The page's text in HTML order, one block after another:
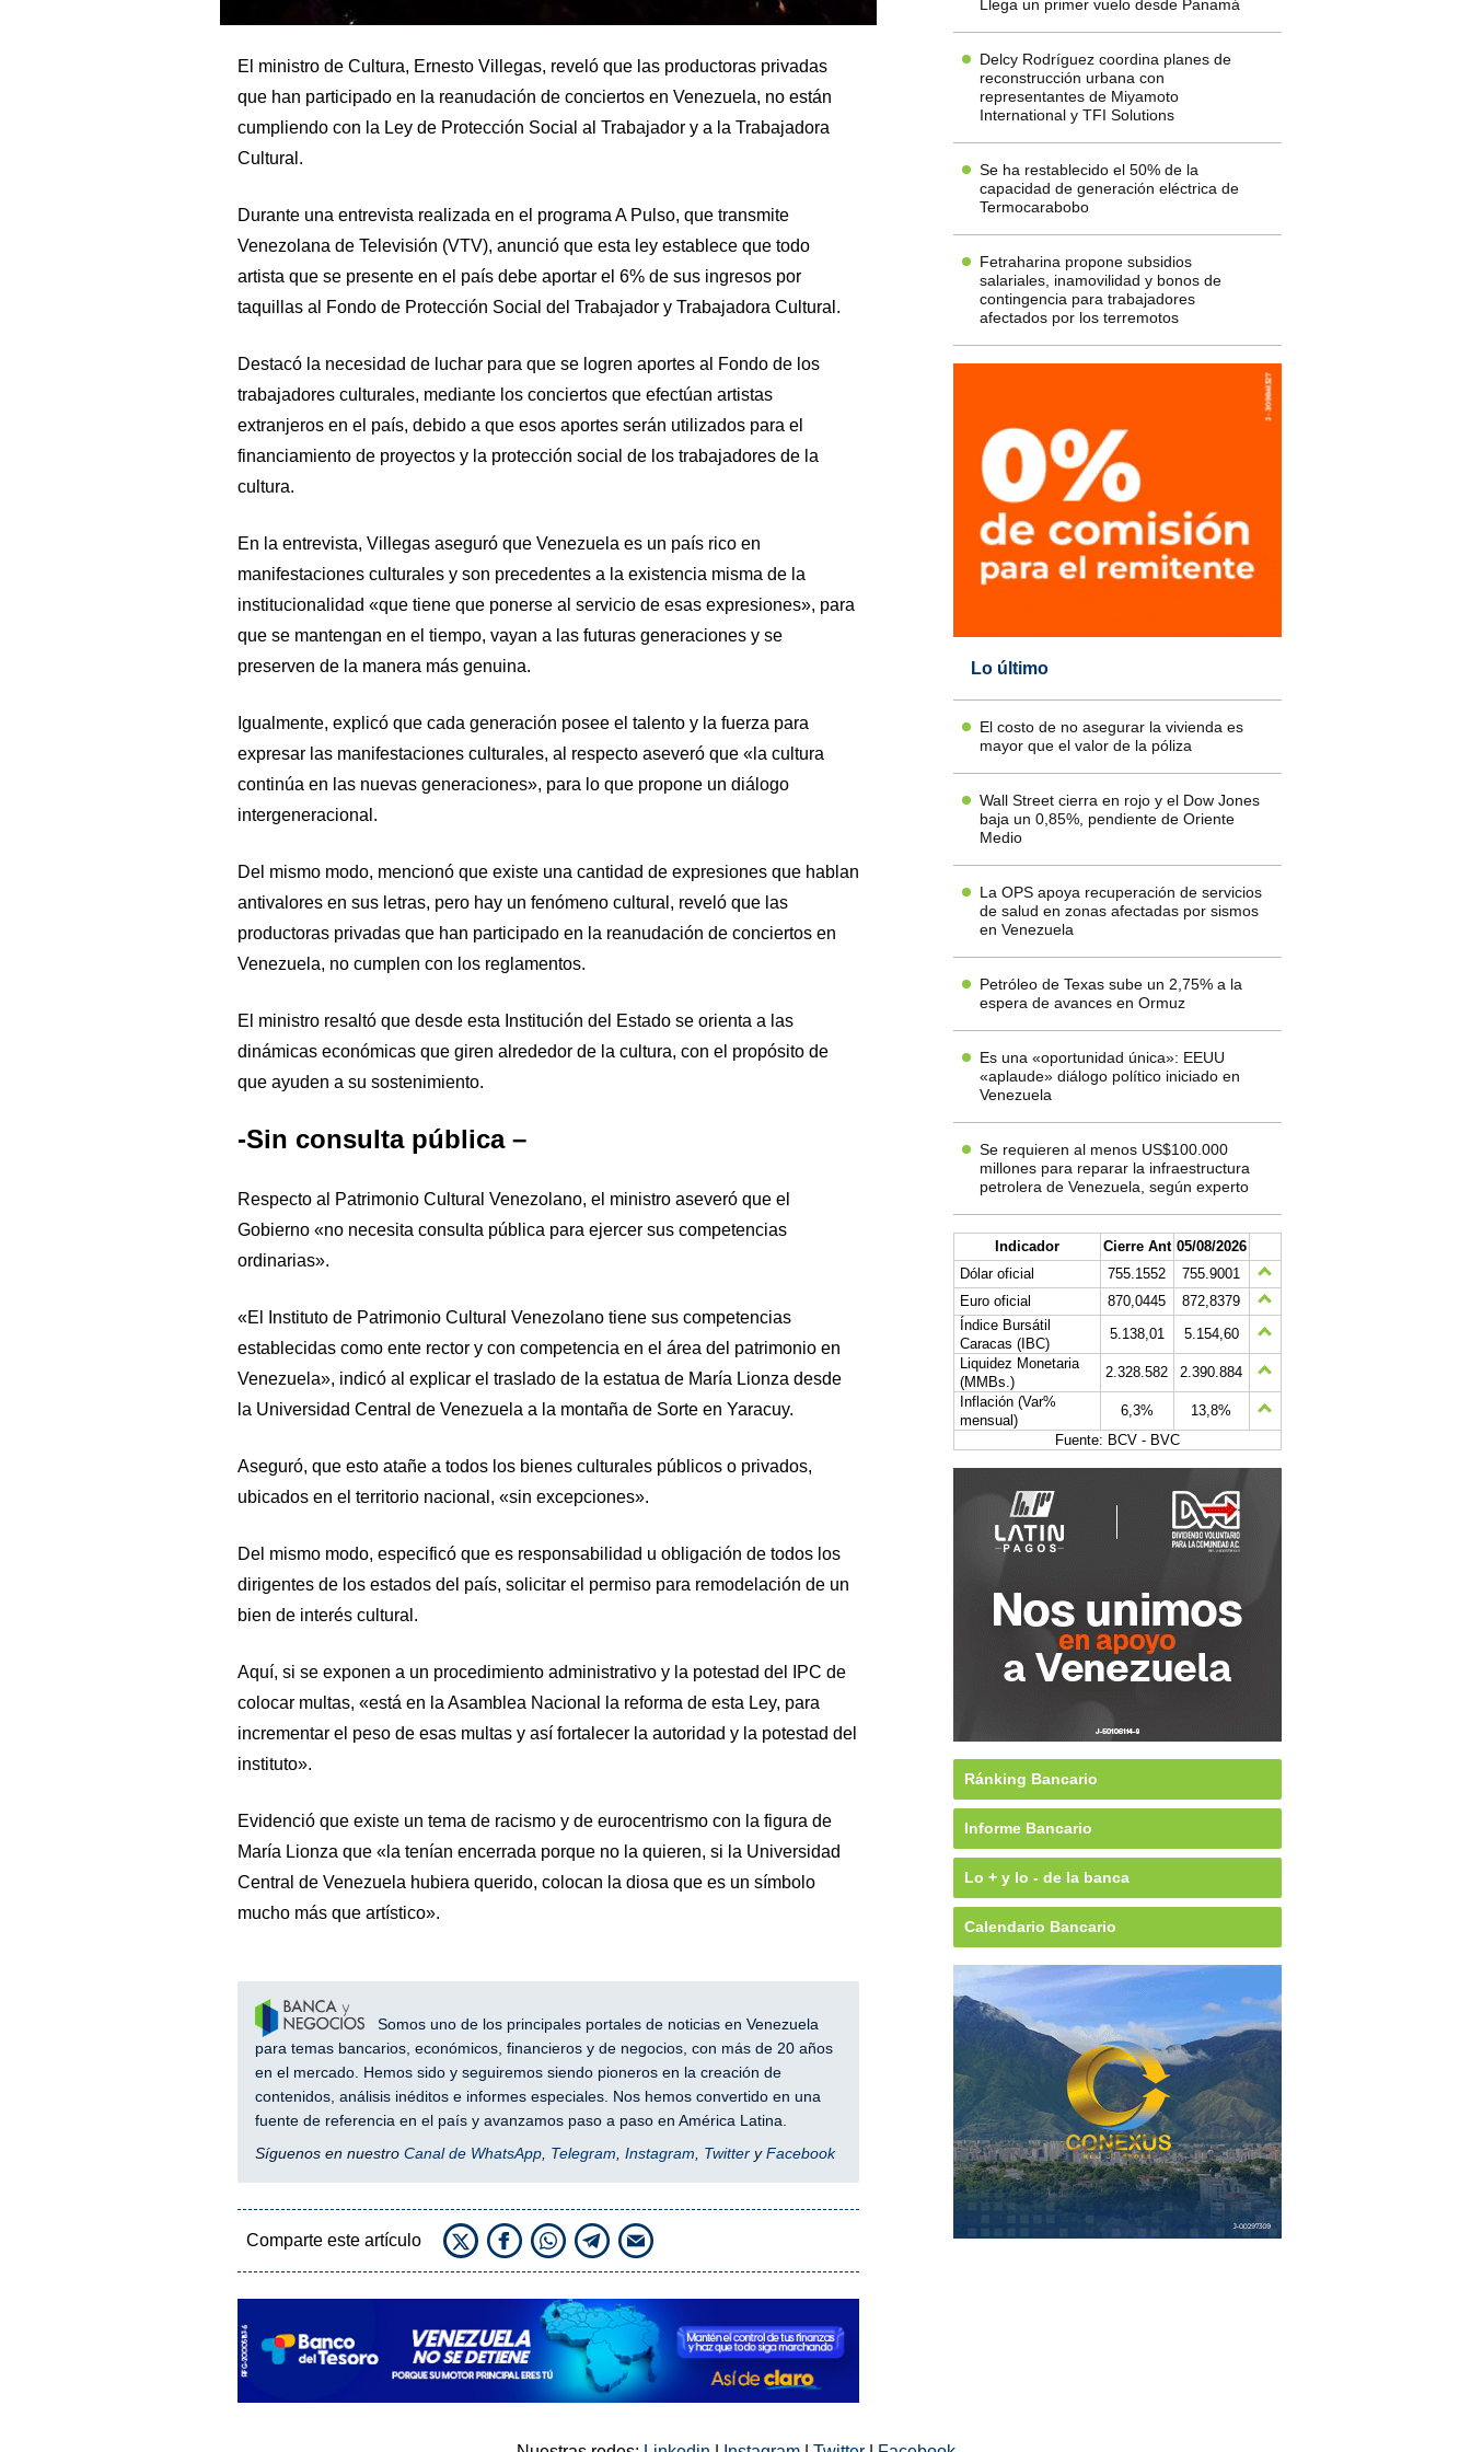
El ministro de Cultura, Ernesto Villegas, reveló que las productoras privadas
que han participado en la reanudación de conciertos en Venezuela, no están
cumpliendo con la Ley de Protección Social al Trabajador y a la Trabajadora
Cultural.
Durante una entrevista realizada en el programa A Pulso, que transmite
Venezolana de Televisión (VTV), anunció que esta ley establece que todo
artista que se presente en el país debe aportar el 6% de sus ingresos por
taquillas al Fondo de Protección Social del Trabajador y Trabajadora Cultural.
Destacó la necesidad de luchar para que se logren aportes al Fondo de los
trabajadores culturales, mediante los conciertos que efectúan artistas
extranjeros en el país, debido a que esos aportes serán utilizados para el
financiamiento de proyectos y la protección social de los trabajadores de la
cultura.
En la entrevista, Villegas aseguró que Venezuela es un país rico en
manifestaciones culturales y son precedentes a la existencia misma de la
institucionalidad «que tiene que ponerse al servicio de esas expresiones», para
que se mantengan en el tiempo, vayan a las futuras generaciones y se
preserven de la manera más genuina.
Igualmente, explicó que cada generación posee el talento y la fuerza para
expresar las manifestaciones culturales, al respecto aseveró que «la cultura
continúa en las nuevas generaciones», para lo que propone un diálogo
intergeneracional.
Del mismo modo, mencionó que existe una cantidad de expresiones que hablan
antivalores en sus letras, pero hay un fenómeno cultural, reveló que las
productoras privadas que han participado en la reanudación de conciertos en
Venezuela, no cumplen con los reglamentos.
El ministro resaltó que desde esta Institución del Estado se orienta a las
dinámicas económicas que giren alrededor de la cultura, con el propósito de
que ayuden a su sostenimiento.
-Sin consulta pública –
Respecto al Patrimonio Cultural Venezolano, el ministro aseveró que el
Gobierno «no necesita consulta pública para ejercer sus competencias
ordinarias».
«El Instituto de Patrimonio Cultural Venezolano tiene sus competencias
establecidas como ente rector y con competencia en el área del patrimonio en
Venezuela», indicó al explicar el traslado de la estatua de María Lionza desde
la Universidad Central de Venezuela a la montaña de Sorte en Yaracuy.
Aseguró, que esto atañe a todos los bienes culturales públicos o privados,
ubicados en el territorio nacional, «sin excepciones».
Del mismo modo, especificó que es responsabilidad u obligación de todos los
dirigentes de los estados del país, solicitar el permiso para remodelación de un
bien de interés cultural.
Aquí, si se exponen a un procedimiento administrativo y la potestad del IPC de
colocar multas, «está en la Asamblea Nacional la reforma de esta Ley, para
incrementar el peso de esas multas y así fortalecer la autoridad y la potestad del
instituto».
Evidenció que existe un tema de racismo y de eurocentrismo con la figura de
María Lionza que «la tenían encerrada porque no la quieren, si la Universidad
Central de Venezuela hubiera querido, colocan la diosa que es un símbolo
mucho más que artístico».
Somos uno de los principales portales de noticias en Venezuela
para temas bancarios, económicos, financieros y de negocios, con más de 20 años
en el mercado. Hemos sido y seguiremos siendo pioneros en la creación de
contenidos, análisis inéditos e informes especiales. Nos hemos convertido en una
fuente de referencia en el país y avanzamos paso a paso en América Latina.
Síguenos en nuestro Canal de WhatsApp, Telegram, Instagram, TwitteryFacebook
Comparte este artículo
Llega un primer vuelo desde Panamá
Delcy Rodríguez coordina planes de
reconstrucción urbana con
representantes de Miyamoto
International y TFI Solutions
Se ha restablecido el 50% de la
capacidad de generación eléctrica de
Termocarabobo
Fetraharina propone subsidios
salariales, inamovilidad y bonos de
contingencia para trabajadores
afectados por los terremotos
Lo último
El costo de no asegurar la vivienda es
mayor que el valor de la póliza
Wall Street cierra en rojo y el Dow Jones
baja un 0,85%, pendiente de Oriente
Medio
La OPS apoya recuperación de servicios
de salud en zonas afectadas por sismos
en Venezuela
Petróleo de Texas sube un 2,75% a la
espera de avances en Ormuz
Es una «oportunidad única»: EEUU
«aplaude» diálogo político iniciado en
Venezuela
Se requieren al menos US$100.000
millones para reparar la infraestructura
petrolera de Venezuela, según experto
Indicador Cierre Ant 05/08/2026
Dólar oficial
755.1552
755.9001
Euro oficial
870,0445
872,8379
Índice Bursátil
Caracas (IBC)
5.138,01
5.154,60
Liquidez Monetaria
(MMBs.)
2.328.582
2.390.884
Inflación (Var%
mensual)
6,3%
13,8%
Fuente: BCV - BVC
Ránking Bancario
Informe Bancario
Lo + y lo - de la banca
Calendario Bancario